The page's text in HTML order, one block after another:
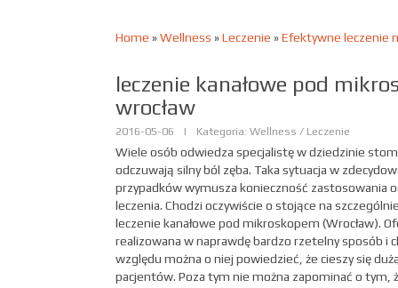
Home »Wellness »Leczenie »Efektywne leczenie
leczenie kanałowe pod
wrocław
2016-05-06 | Kategoria: Wellness / Leczenie
Wiele osób odwiedza specjalistę w dziedzinie
odczuwają silny ból zęba. Taka sytuacja w
przypadków wymusza konieczność zastosowania
leczenia. Chodzi oczywiście o stojące na
leczenie kanałowe pod mikroskopem (Wrocław).
realizowana w naprawdę bardzo rzetelny sposób i
względu można o niej powiedzieć, że cieszy się
pacjentów. Poza tym nie można zapominać o tym,